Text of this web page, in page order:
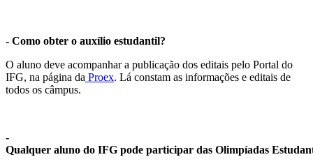
- Como obter o auxílio estudantil?
O aluno deve acompanhar a publicação dos editais pelo Portal do
IFG, na página da Proex. Lá constam as informações e editais de
todos os câmpus.
-
Qualquer aluno do IFG pode participar das Olimpíadas